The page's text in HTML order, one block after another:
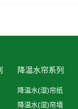
降温水帘系列
降温水(湿)帘纸
降温水(湿)帘墙